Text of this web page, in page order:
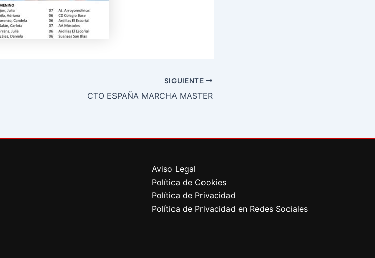
SIGUIENTE
CTO ESPAÑA MARCHA MASTER
Aviso Legal
Política de Cookies
Política de Privacidad
Política de Privacidad en Redes Sociales